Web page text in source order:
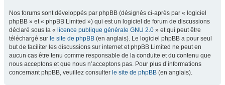
Nos forums sont développés par phpBB (désignés ci-après par « logiciel
phpBB » et « phpBB Limited ») qui est un logiciel de forum de discussions
déclaré sous la « licence publique générale GNU 2.0 » et qui peut être
téléchargé sur le site de phpBB (en anglais). Le logiciel phpBB a pour seul
but de faciliter les discussions sur internet et phpBB Limited ne peut en
aucun cas être tenu comme responsable de la conduite et du contenu que
nous acceptons et que nous n’acceptons pas. Pour plus d’informations
concernant phpBB, veuillez consulter le site de phpBB (en anglais).